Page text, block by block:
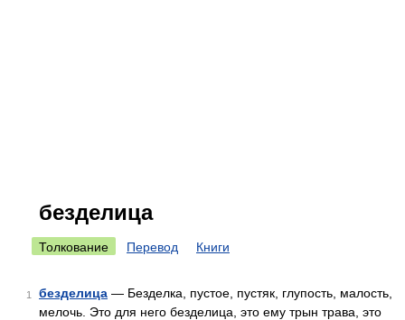
безделица
Толкование Перевод Книги
1 безделица — Безделка, пустое, пустяк, глупость, малость,
мелочь. Это для него безделица, это ему трын трава, это